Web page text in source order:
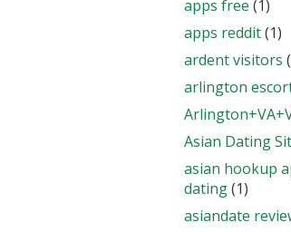
apps free (1)
apps reddit(1)
ardent visitors
arlington
Asian Dating
asian hookup
dating(1)
asiandate